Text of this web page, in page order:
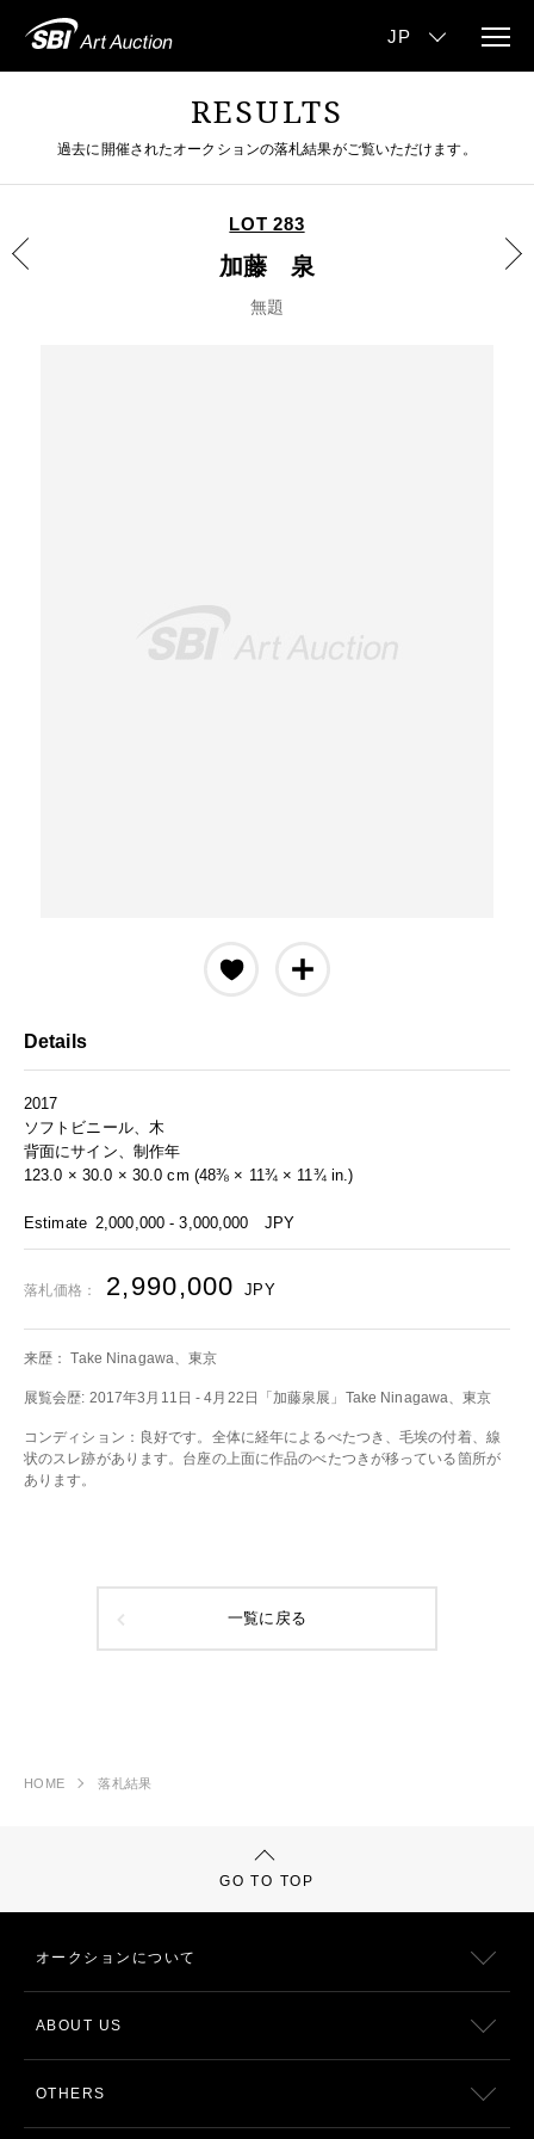
RESULTS
過去に開催されたオークションの落札結果がご覧いただけます。
LOT 283
加藤 泉
無題
Details
2017
ソフトビニール、木
背面にサイン、制作年
123.0 × 30.0 × 30.0 cm (48⅜ × 11¾ × 11¾ in.)
Estimate 2,000,000 - 3,000,000 JPY
落札価格： 2,990,000 JPY
来歴： Take Ninagawa、東京
展覧会歴: 2017年3月11日 - 4月22日「加藤泉展」Take Ninagawa、東京
コンディション：良好です。全体に経年によるべたつき、毛埃の付着、線
状のスレ跡があります。台座の上面に作品のべたつきが移っている箇所が
あります。
一覧に戻る
HOME 落札結果
GO TO TOP
オークションについて
ABOUT US
OTHERS